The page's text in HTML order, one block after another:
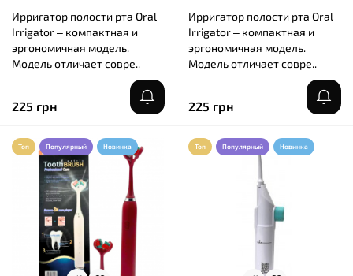
Ирригатор полости рта Oral
Irrigator – компактная и
эргономичная модель.
Модель отличает совре..
225 грн
Ирригатор полости рта Oral
Irrigator – компактная и
эргономичная модель.
Модель отличает совре..
225 грн
Топ Популярный Новинка Топ Популярный Новинка